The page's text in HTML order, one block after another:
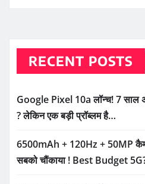
RECENT POSTS
Google Pixel 10a लॉन्च! 7 साल
? लेकिन एक बड़ी प्रॉब्लम है…
6500mAh + 120Hz + 50MP
सबको चौंकाया ! Best Budget